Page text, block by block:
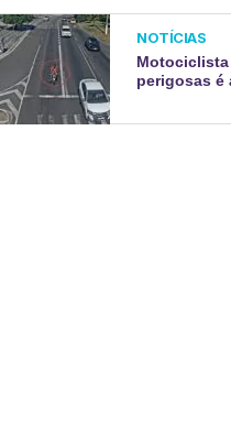
NOTÍCIAS
perigosas é